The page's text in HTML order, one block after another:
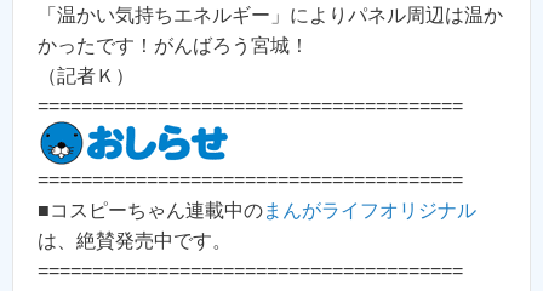
「温かい気持ちエネルギー」によりパネル周辺は温か
かったです！がんばろう宮城！
（記者Ｋ）
=======================================
=======================================
■コスピーちゃん連載中のまんがライフオリジナル
は、絶賛発売中です。
=======================================